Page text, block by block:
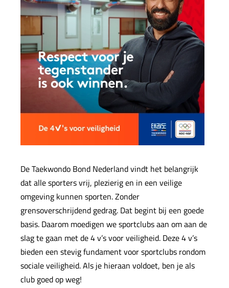
De Taekwondo Bond Nederland vindt het belangrijk
dat alle sporters vrij, plezierig en in een veilige
omgeving kunnen sporten. Zonder
grensoverschrijdend gedrag. Dat begint bij een goede
basis. Daarom moedigen we sportclubs aan om aan de
slag te gaan met de 4 v’s voor veiligheid. Deze 4 v’s
bieden een stevig fundament voor sportclubs rondom
sociale veiligheid. Als je hieraan voldoet, ben je als
club goed op weg!